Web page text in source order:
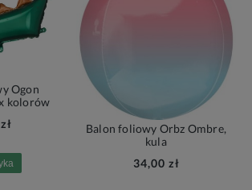
Ogon
kolorów
Balon foliowy Orbz Ombre,
kula
34,00 zł